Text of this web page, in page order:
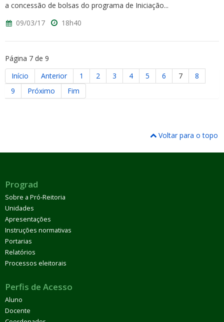
a concessão de bolsas do programa de Iniciação...
09/03/17
18h40
Página 7 de 9
Início
Anterior 1 2 3 4 5 6 7
8
9
Próximo Fim
Voltar para o topo
Prograd
Sobre a Pró-Reitoria
Unidades
Apresentações
Instruções normativas
Portarias
Relatórios
Processos eleitorais
Perfis de Acesso
Aluno
Docente